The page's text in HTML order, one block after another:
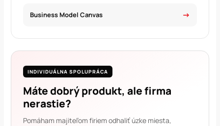
Business Model Canvas
INDIVIDUÁLNA SPOLUPRÁCA
Máte dobrý produkt, ale firma
nerastie?
Pomáham majiteľom firiem odhaliť úzke miesta,